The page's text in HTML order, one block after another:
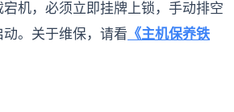
宕机，必须立即挂牌上锁，手动排空
动。关于维保，请看 《主机保养铁